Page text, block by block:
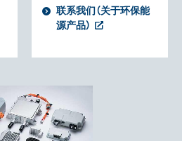
联系我们（关于环保能
源产品）